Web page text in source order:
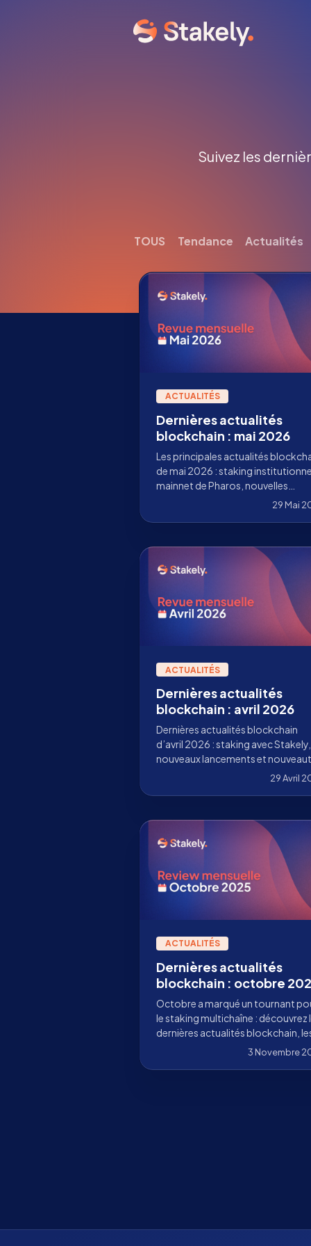
Suivez les
TOUS Tendance Actualités
ACTUALITÉS
Dernières actualités
blockchain : mai 2026
Les principales actualités
de mai 2026 : staking
mainnet de Pharos, nouvelles
blockchains dans la Staking App
Cosmos.
29 Mai
ACTUALITÉS
Dernières actualités
blockchain : avril 2026
Dernières actualités blockchain
d’avril 2026 : staking avec Stakely,
nouveaux lancements et
sur Ethereum, Solana, Cosmos,
29 Avril
ACTUALITÉS
Dernières actualités
blockchain : octobre
Octobre a marqué un tournant
le staking multichaîne : découvrez
dernières actualités blockchain,
avancées, les intégrations et
3 Novembre